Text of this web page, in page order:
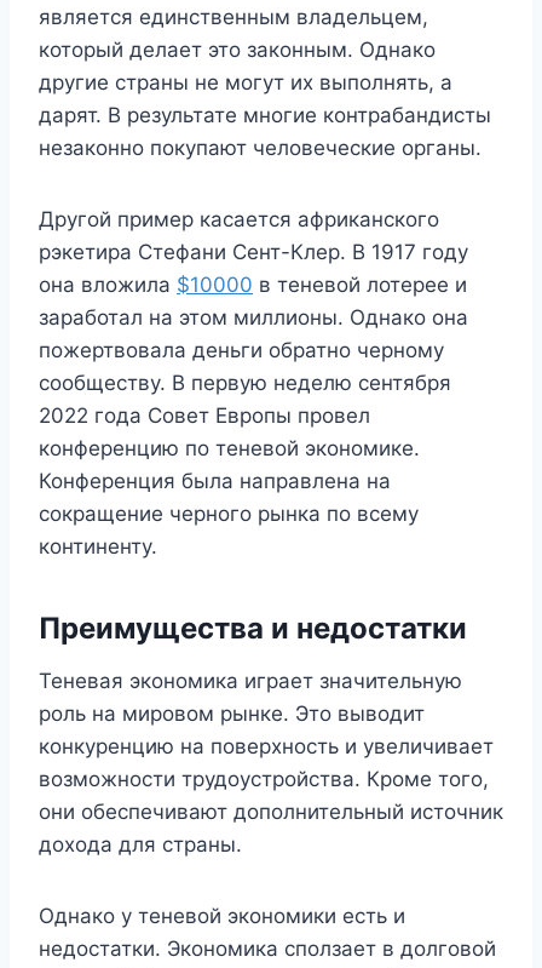
является единственным владельцем,
который делает это законным. Однако
другие страны не могут их выполнять, а
дарят. В результате многие контрабандисты
незаконно покупают человеческие органы.
Другой пример касается африканского
рэкетира Стефани Сент-Клер. В 1917 году
она вложила $10000 в теневой лотерее и
заработал на этом миллионы. Однако она
пожертвовала деньги обратно черному
сообществу. В первую неделю сентября
2022 года Совет Европы провел
конференцию по теневой экономике.
Конференция была направлена ​​на
сокращение черного рынка по всему
континенту.
Преимущества и недостатки
Теневая экономика играет значительную
роль на мировом рынке. Это выводит
конкуренцию на поверхность и увеличивает
возможности трудоустройства. Кроме того,
они обеспечивают дополнительный источник
дохода для страны.
Однако у теневой экономики есть и
недостатки. Экономика сползает в долговой